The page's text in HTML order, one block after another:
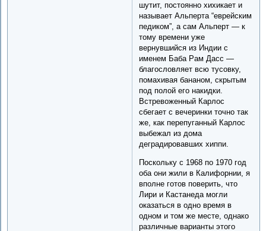
шутит, постоянно хихикает и
называет Альперта “еврейским
педиком”, а сам Альперт — к
тому времени уже
вернувшийся из Индии с
именем Баба Рам Дасс —
благословляет всю тусовку,
помахивая бананом, скрытым
под полой его накидки.
Встревоженный Карлос
сбегает с вечеринки точно так
же, как перепуганный Карлос
выбежал из дома
деградировавших хиппи.
Поскольку с 1968 по 1970 год
оба они жили в Калифорнии, я
вполне готов поверить, что
Лири и Кастанеда могли
оказаться в одно время в
одном и том же месте, однако
различные варианты этого